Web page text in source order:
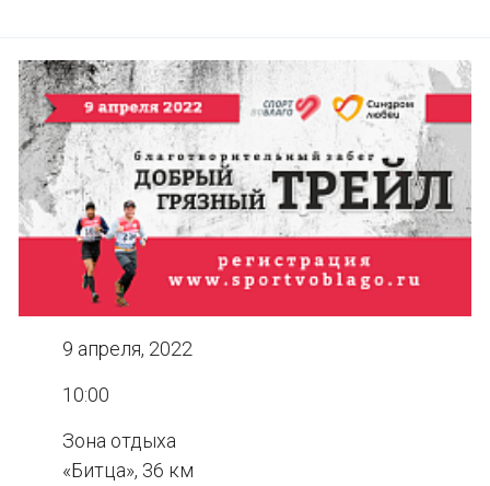
9 апреля, 2022
10:00
Зона отдыха
«Битца», 36 км